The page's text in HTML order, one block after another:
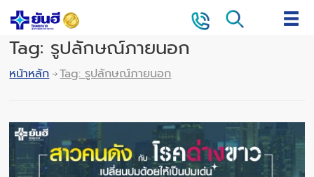
Tag: รูปลักษณ์ภายนอก
หน้าหลัก Tag: รูปลักษณ์ภายนอก